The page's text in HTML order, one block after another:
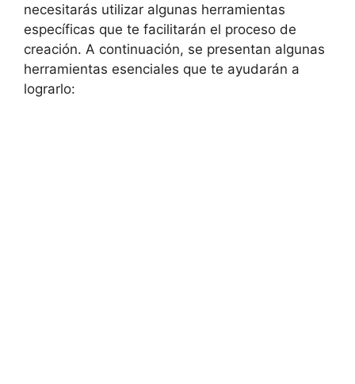
necesitarás utilizar algunas herramientas
específicas que te facilitarán el proceso de
creación. A continuación, se presentan algunas
herramientas esenciales que te ayudarán a
lograrlo: